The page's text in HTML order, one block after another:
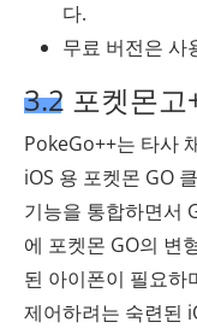
다.
무료 버전은 사
3.2 포켓몬고
PokeGo++는 타사
iOS 용 포켓몬 GO
기능을 통합하면서
에 포켓몬 GO의 변
된 아이폰이 필요하
제어하려는 숙련된